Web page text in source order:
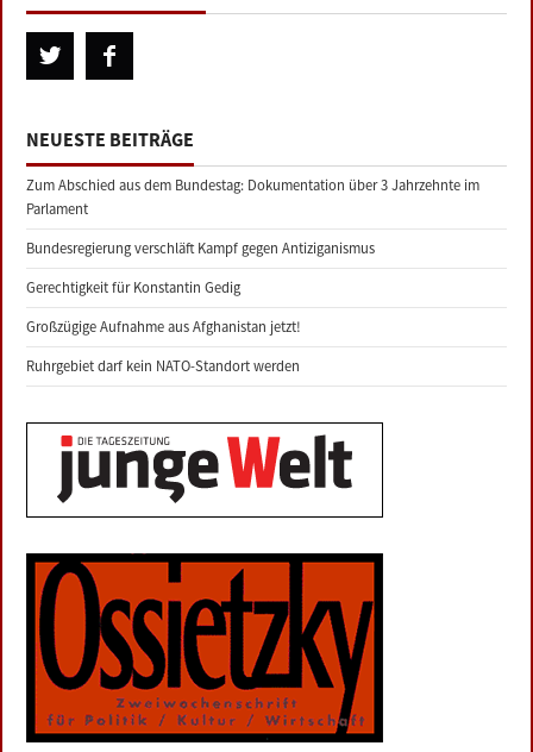
NEUESTE BEITRÄGE
Zum Abschied aus dem Bundestag: Dokumentation über 3 Jahrzehnte im
Parlament
Bundesregierung verschläft Kampf gegen Antiziganismus
Gerechtigkeit für Konstantin Gedig
Großzügige Aufnahme aus Afghanistan jetzt!
Ruhrgebiet darf kein NATO-Standort werden